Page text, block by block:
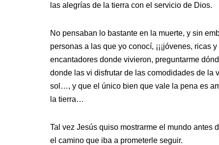
las alegrías de la tierra con el servicio de Dios.
No pensaban lo bastante en la muerte, y sin
personas a las que yo conocí, ¡¡¡jóvenes,
encantadores donde vivieron, preguntarme
donde las vi disfrutar de las comodidades de
sol…, y que el único bien que vale la pena es
la tierra…
Tal vez Jesús quiso mostrarme el mundo antes
el camino que iba a prometerle seguir.